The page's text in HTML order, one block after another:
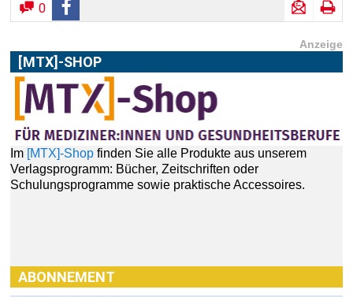
0
Anzeige
[MTX]-SHOP
Im
finden Sie alle Produkte aus unserem
Verlagsprogramm: Bücher, Zeitschriften oder
Schulungsprogramme sowie praktische Accessoires.